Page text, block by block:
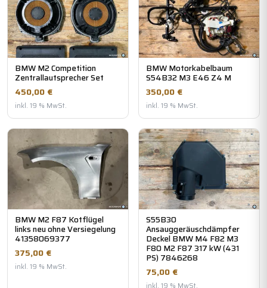
BMW M2 Competition
Zentrallautsprecher Set
450,00 €
inkl. 19 % MwSt.
BMW Motorkabelbaum
S54B32 M3 E46 Z4 M
350,00 €
inkl. 19 % MwSt.
BMW M2 F87 Kotflügel
links neu ohne Versiegelung
41358069377
375,00 €
inkl. 19 % MwSt.
S55B30
Ansauggeräuschdämpfer
Deckel BMW M4 F82 M3
F80 M2 F87 317 kW (431
PS) 7846268
75,00 €
inkl. 19 % MwSt.